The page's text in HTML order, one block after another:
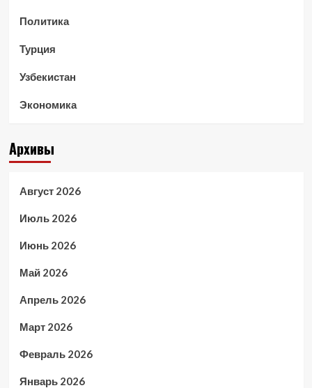
Политика
Турция
Узбекистан
Экономика
Архивы
Август 2026
Июль 2026
Июнь 2026
Май 2026
Апрель 2026
Март 2026
Февраль 2026
Январь 2026